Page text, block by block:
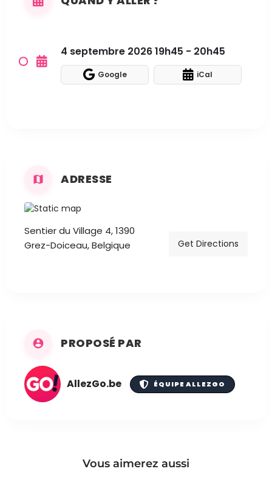
4 septembre 2026 19h45 - 20h45
Google iCal
ADRESSE
Sentier du Village 4, 1390
Grez-Doiceau, Belgique
Get Directions
PROPOSÉ PAR
AllezGo.be ÉQUIPE ALLEZGO
Vous aimerez aussi